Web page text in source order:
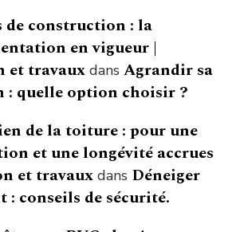
de construction : la
en vigueur |
et travaux dans Agrandir sa
: quelle option choisir ?
de la toiture : pour une
et une longévité accrues
et travaux dans Déneiger
: conseils de sécurité.